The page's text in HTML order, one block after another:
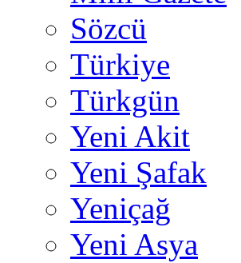
Sözcü
Türkiye
Türkgün
Yeni Akit
Yeni Şafak
Yeniçağ
Yeni Asya